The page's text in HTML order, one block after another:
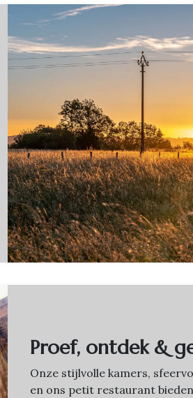
Proef, ontdek &
Onze stijlvolle kamers,
en ons petit restaurant